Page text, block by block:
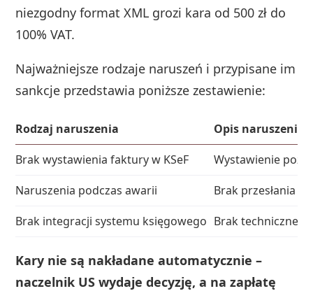
niezgodny format XML grozi kara od 500 zł do
100% VAT.
Najważniejsze rodzaje naruszeń i przypisane im
sankcje przedstawia poniższe zestawienie:
Rodzaj naruszenia
Opis naruszenia
Brak wystawienia faktury w KSeF
Wystawienie
Naruszenia podczas awarii
Brak przesłania
Brak integracji systemu księgowego Brak technicznej
Kary nie są nakładane automatycznie –
naczelnik US wydaje decyzję, a na zapłatę